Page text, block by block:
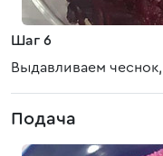
Шаг 6
Выдавливаем
Подача